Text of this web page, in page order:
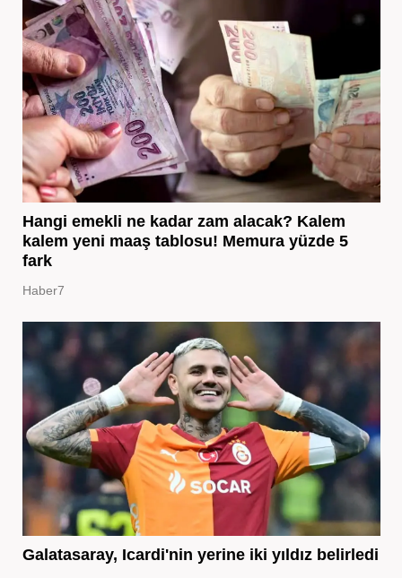
Hangi emekli ne kadar zam alacak? Kalem
kalem yeni maaş tablosu! Memura yüzde 5
fark
Haber7
Galatasaray, Icardi'nin yerine iki yıldız belirledi